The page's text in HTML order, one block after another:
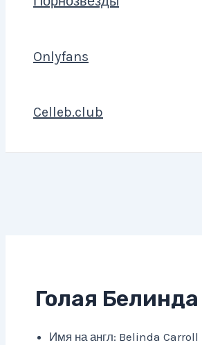
Onlyfans
Celleb.club
Голая
Имя на англ: Belinda Carroll